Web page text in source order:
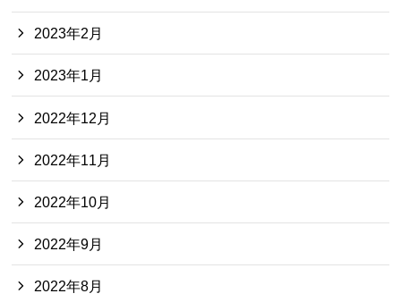
2023年2月
2023年1月
2022年12月
2022年11月
2022年10月
2022年9月
2022年8月